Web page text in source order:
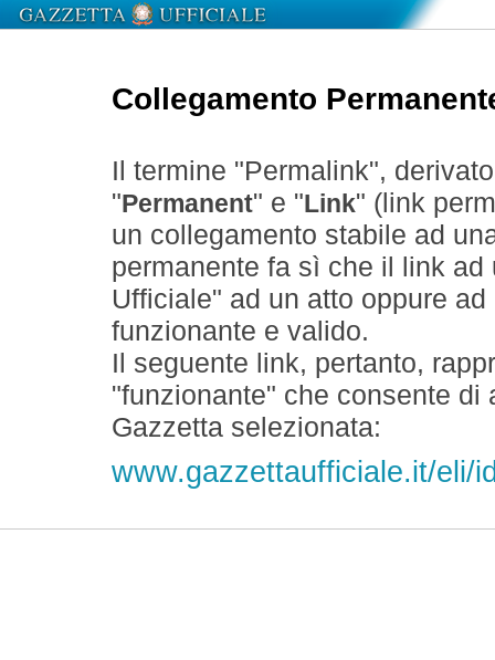
Collegamento
Il termine "Permalink",
" Permanent" e " Link" (link
un collegamento stabile ad
permanente fa sì che il link
Ufficiale" ad un atto oppure
funzionante e valido.
Il seguente link, pertanto,
"funzionante" che consente
Gazzetta selezionata:
www.gazzettaufficiale.it/eli/